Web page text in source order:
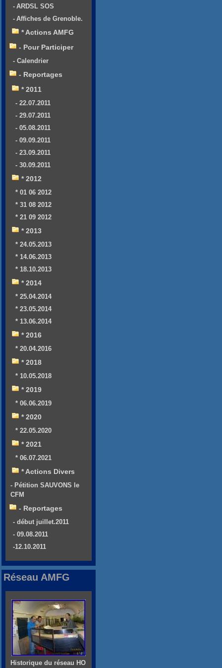
- ARDSL SOS
- Affiches de Grenoble.
* Actions AMFG
- Pour Participer
- Calendrier
- Reportages
* 2011
- 22.07.2011
- 29.07.2011
- 05.08.2011
- 09.09.2011
- 23.09.2011
- 30.09.2011
* 2012
* 01 06 2012
* 31 08 2012
* 21 09 2012
* 2013
* 24.05.2013
* 14.06.2013
* 18.10.2013
* 2014
* 25.04.2014
* 23.05.2014
* 13.06.2014
* 2016
* 20.04.2016
* 2018
* 10.05.2018
* 2019
* 06.06.2019
* 2020
* 22.05.2020
* 2021
* 06.07.2021
* Actions Divers
- Pétition SAUVONS le
CFM
- Reportages
- début juillet.2011
- 09.08.2011
-12.10.2011
Réseau AMFG
Historique du réseau HO